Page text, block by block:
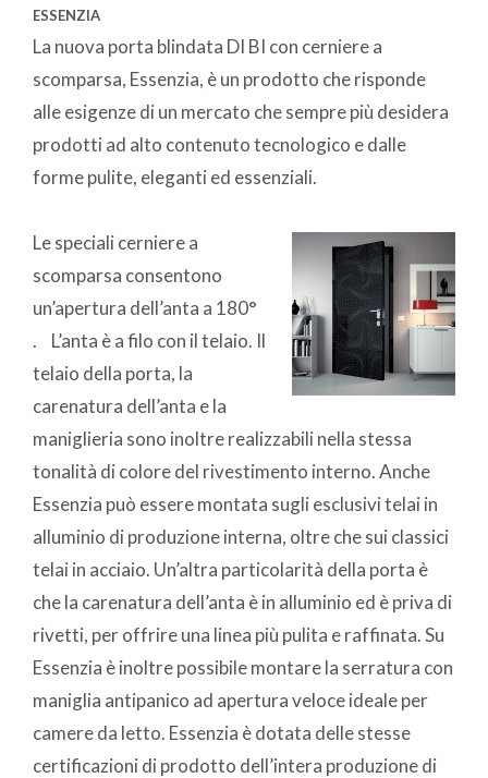
ESSENZIA
La nuova porta blindata DI BI con cerniere a
scomparsa, Essenzia, è un prodotto che risponde
alle esigenze di un mercato che sempre più desidera
prodotti ad alto contenuto tecnologico e dalle
forme pulite, eleganti ed essenziali.
Le speciali cerniere a
scomparsa consentono
un’apertura dell’anta a 180°
. L’anta è a filo con il telaio. Il
telaio della porta, la
carenatura dell’anta e la
maniglieria sono inoltre realizzabili nella stessa
tonalità di colore del rivestimento interno. Anche
Essenzia può essere montata sugli esclusivi telai in
alluminio di produzione interna, oltre che sui classici
telai in acciaio. Un’altra particolarità della porta è
che la carenatura dell’anta è in alluminio ed è priva di
rivetti, per offrire una linea più pulita e raffinata. Su
Essenzia è inoltre possibile montare la serratura con
maniglia antipanico ad apertura veloce ideale per
camere da letto. Essenzia è dotata delle stesse
certificazioni di prodotto dell’intera produzione di